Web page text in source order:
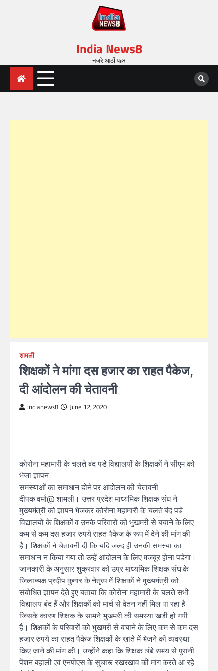
India News8
नजरे आठों पहर
शामली
शिक्षकों ने मांगा दस हजार का राहत पैकेज,
दी आंदोलन की चेतावनी
indianews8 June 12, 2020
कोरोना महामारी के चलते बंद पडे विद्यालयों के शिक्षकों ने सीएम को
भेजा ज्ञापन
समस्याओं का समाधान होने पर आंदोलन की चेतावनी
दीपक वर्मा@ शामली। उत्तर प्रदेश माध्यमिक शिक्षक संघ ने
मुख्यमंत्री को ज्ञापन भेजकर कोरोना महामारी के चलते बंद पडे
विद्यालयों के शिक्षकों व उनके परिवारों को भुखमरी से बचाने के लिए
कम से कम दस हजार रुपये राहत पैकेज के रूप में देने की मांग की
हैै। शिक्षकों ने चेतावनी दी कि यदि जल्द ही उनकी समस्या का
समाधान न किया गया तो उन्हें आंदोलन के लिए मजबूर होना पडेगा।
जानकारी के अनुसार शुक्रवार को उप्र माध्यमिक शिक्षक संघ के
जिलाध्यक्ष प्रदीप कुमार के नेतृत्व में शिक्षकों ने मुख्यमंत्री को
संबोधित ज्ञापन देते हुए बताया कि कोरोना महामारी के चलते सभी
विद्यालय बंद हैं और शिक्षकों को मार्च से वेतन नहीं मिल पा रहा है
जिसके कारण शिक्षक के सामने भुखमरी की समस्या खडी हो गयी
है। शिक्षकों के परिवारों को भुखमरी से बचाने के लिए कम से कम दस
हजार रुपये का राहत पैकेज शिक्षकों के खाते में भेजने की व्यवस्था
किए जाने की मांग की। उन्होंने कहा कि शिक्षक लंबे समय से पुरानी
पेंशन बहाली एवं एनपीएस के सुचारू रखरखाव की मांग करते आ रहे